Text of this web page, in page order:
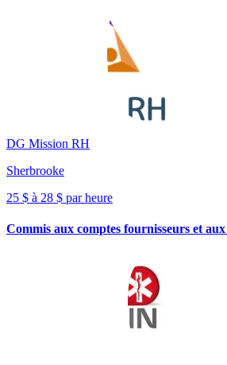
DG Mission RH
Sherbrooke
25 $ à 28 $ par heure
Commis aux comptes fournisseurs et